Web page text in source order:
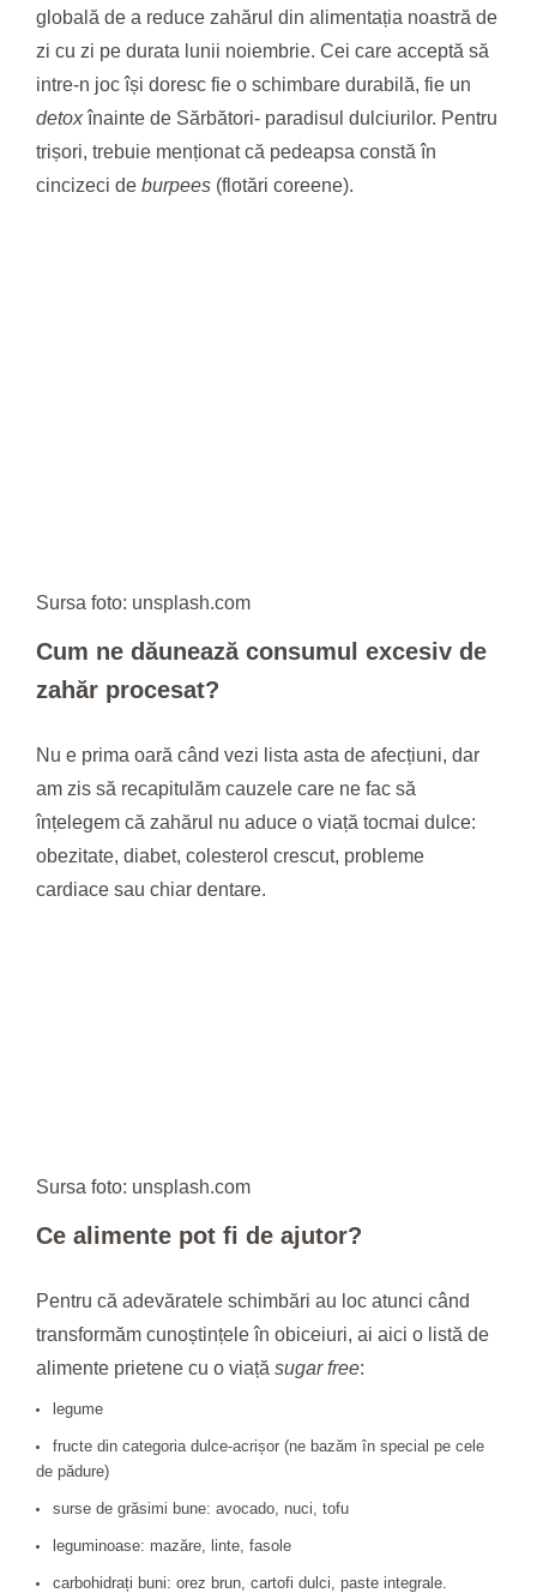
globală de a reduce zahărul din alimentația noastră de
zi cu zi pe durata lunii noiembrie. Cei care acceptă să
intre-n joc își doresc fie o schimbare durabilă, fie un
detoxînainte de Sărbători- paradisul dulciurilor. Pentru
trișori, trebuie menționat că pedeapsa constă în
cincizeci de burpees (flotări coreene).
Sursa foto: unsplash.com
Cum ne dăunează consumul excesiv de
zahăr procesat?
Nu e prima oară când vezi lista asta de afecțiuni, dar
am zis să recapitulăm cauzele care ne fac să
înțelegem că zahărul nu aduce o viață tocmai dulce:
obezitate, diabet, colesterol crescut, probleme
cardiace sau chiar dentare.
Sursa foto: unsplash.com
Ce alimente pot fi de ajutor?
Pentru că adevăratele schimbări au loc atunci când
transformăm cunoștințele în obiceiuri, ai aici o listă de
alimente prietene cu o viață sugar free:
legume
fructe din categoria dulce-acrișor (ne bazăm în special pe cele
de pădure)
surse de grăsimi bune: avocado, nuci, tofu
leguminoase: mazăre, linte, fasole
carbohidrați buni: orez brun, cartofi dulci, paste integrale.